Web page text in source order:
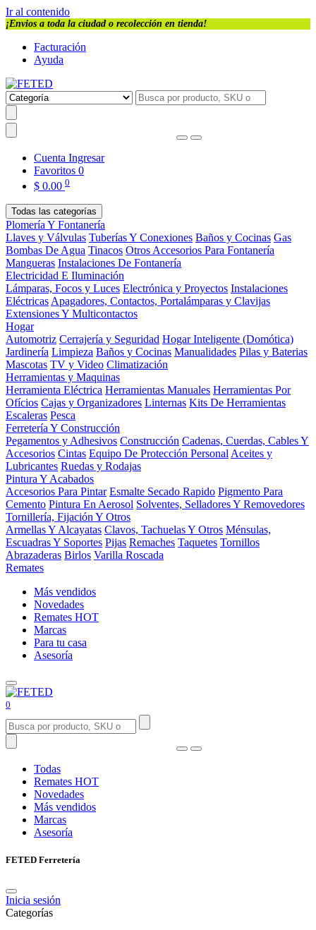
Ir al contenido
¡Envios a toda la ciudad o recolección en tienda!
Facturación
Ayuda
Cuenta Ingresar
Favoritos 0
$ 0.00 0
Todas las categorías
Plomería Y Fontanería
Llaves y Válvulas Tuberías Y Conexiones Baños y Cocinas Gas
Bombas De Agua Tinacos Otros Accesorios Para Fontanería
Mangueras Instalaciones De Fontanería
Electricidad E Iluminación
Lámparas, Focos y Luces Electrónica y Proyectos Instalaciones
Eléctricas Apagadores, Contactos, Portalámparas y Clavijas
Extensiones Y Multicontactos
Hogar
Automotriz Cerrajería y Seguridad Hogar Inteligente (Domótica)
Jardinería Limpieza Baños y Cocinas Manualidades Pilas y Baterias
Mascotas TV y Video Climatización
Herramientas y Maquinas
Herramienta Eléctrica Herramientas Manuales Herramientas Por
Ofícios Cajas y Organizadores Linternas Kits De Herramientas
Escaleras Pesca
Ferretería Y Construcción
Pegamentos y Adhesivos Construcción Cadenas, Cuerdas, Cables Y
Accesorios Cintas Equipo De Protección Personal Aceites y
Lubricantes Ruedas y Rodajas
Pintura Y Acabados
Accesorios Para Pintar Esmalte Secado Rapido Pigmento Para
Cemento Pintura En Aerosol Solventes, Selladores Y Removedores
Tornillería, Fijación Y Otros
Armellas Y Alcayatas Clavos, Tachuelas Y Otros Ménsulas,
Escuadras Y Soportes Pijas Remaches Taquetes Tornillos
Abrazaderas Birlos Varilla Roscada
Remates
Más vendidos
Novedades
Remates HOT
Marcas
Para tu casa
Asesoría
0
Todas
Remates HOT
Novedades
Más vendidos
Marcas
Asesoría
FETED Ferretería
Inicia sesión
Categorías